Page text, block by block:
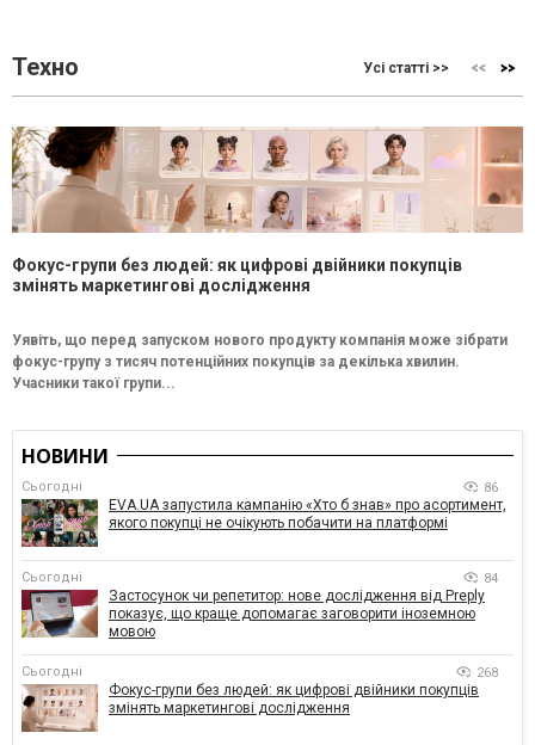
Техно Усі статті >>
Фокус-групи без людей: як цифрові двійники покупців
змінять маркетингові дослідження
Уявіть, що перед запуском нового продукту компанія може зібрати
фокус-групу з тисяч потенційних покупців за декілька хвилин.
Учасники такої групи...
НОВИНИ
Сьогодні 86
EVA.UA запустила кампанію «Хто б знав» про асортимент,
якого покупці не очікують побачити на платформі
Сьогодні 84
Застосунок чи репетитор: нове дослідження від Preply
показує, що краще допомагає заговорити іноземною
мовою
Сьогодні 268
Фокус-групи без людей: як цифрові двійники покупців
змінять маркетингові дослідження